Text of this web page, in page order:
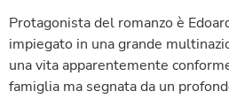
Protagonista del romanzo è
impiegato in una grande
una vita apparentemente
famiglia ma segnata da un